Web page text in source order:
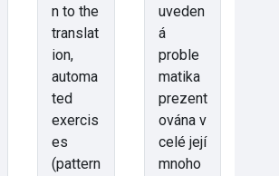
n to the
translat
ion,
automa
ted
exercis
es
(pattern
uveden
á
proble
matika
prezent
ována v
celé její
mnoho